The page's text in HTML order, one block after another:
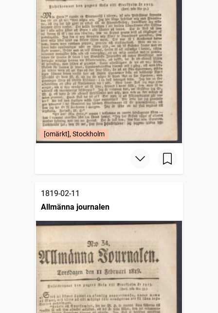
[omärkt], Stockholm
1819-02-11
Allmänna journalen